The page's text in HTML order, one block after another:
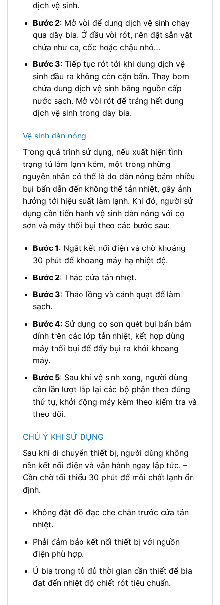
dịch vệ sinh.
Bước 2: Mở vòi để dung dịch vệ sinh chạy
qua dây bia. Ở đầu vòi rót, nên đặt sẵn vật
chứa như ca, cốc hoặc chậu nhỏ…
Bước 3: Tiếp tục rót tới khi dung dịch vệ
sinh đầu ra không còn cặn bẩn. Thay bom
chứa dung dịch vệ sinh bằng nguồn cấp
nước sạch. Mở vòi rót để tráng hết dung
dịch vệ sinh trong dây bia.
Vệ sinh dàn nóng
Trong quá trình sử dụng, nếu xuất hiện tình
trạng tủ làm lạnh kém, một trong những
nguyên nhân có thể là do dàn nóng bám nhiều
bụi bẩn dẫn đến không thể tản nhiệt, gây ảnh
hưởng tới hiệu suất làm lạnh. Khi đó, người sử
dụng cần tiến hành vệ sinh dàn nóng với cọ
sơn và máy thổi bụi theo các bước sau:
Bước 1: Ngắt kết nối điện và chờ khoảng
30 phút để khoang máy hạ nhiệt độ.
Bước 2: Tháo cửa tản nhiệt.
Bước 3: Tháo lồng và cánh quạt để làm
sạch.
Bước 4: Sử dụng cọ sơn quét bụi bẩn bám
dính trên các lớp tản nhiệt, kết hợp dùng
máy thổi bụi để đẩy bụi ra khỏi khoang
máy.
Bước 5: Sau khi vệ sinh xong, người dùng
cần lần lượt lắp lại các bộ phận theo đúng
thứ tự, khởi động máy kèm theo kiểm tra và
theo dõi.
CHÚ Ý KHI SỬ DỤNG
Sau khi di chuyển thiết bị, người dùng không
nên kết nối điện và vận hành ngay lập tức. –
Cần chờ tối thiểu 30 phút để môi chất lạnh ổn
định.
Không đặt đồ đạc che chắn trước cửa tản
nhiệt.
Phải đảm bảo kết nối thiết bị với nguồn
điện phù hợp.
Ủ bia trong tủ đủ thời gian cần thiết để bia
đạt đến nhiệt độ chiết rót tiêu chuẩn.